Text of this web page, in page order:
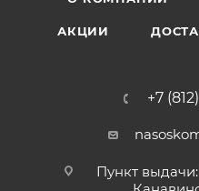
АКЦИИ
+7
Пункт